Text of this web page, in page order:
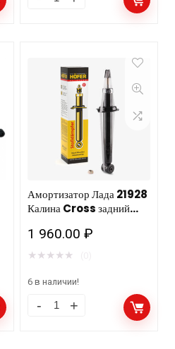
Амортизатор Лада 21928
Калина Cross задний
124 /6шт
1 960.00₽
★ ★ ★ ★ ★
6 в наличии!